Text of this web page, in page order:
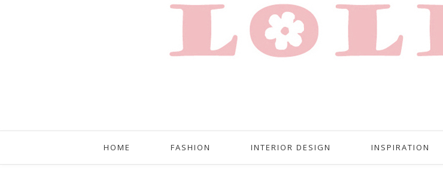
HOME FASHION INTERIOR DESIGN INSPIRATION